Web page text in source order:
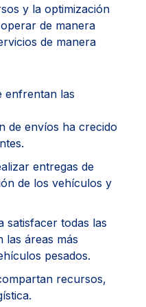
y la optimización
de manera
de manera
enfrentan las
de envíos ha crecido
entregas de
de los vehículos y
satisfacer todas las
las áreas más
pesados.
recursos,